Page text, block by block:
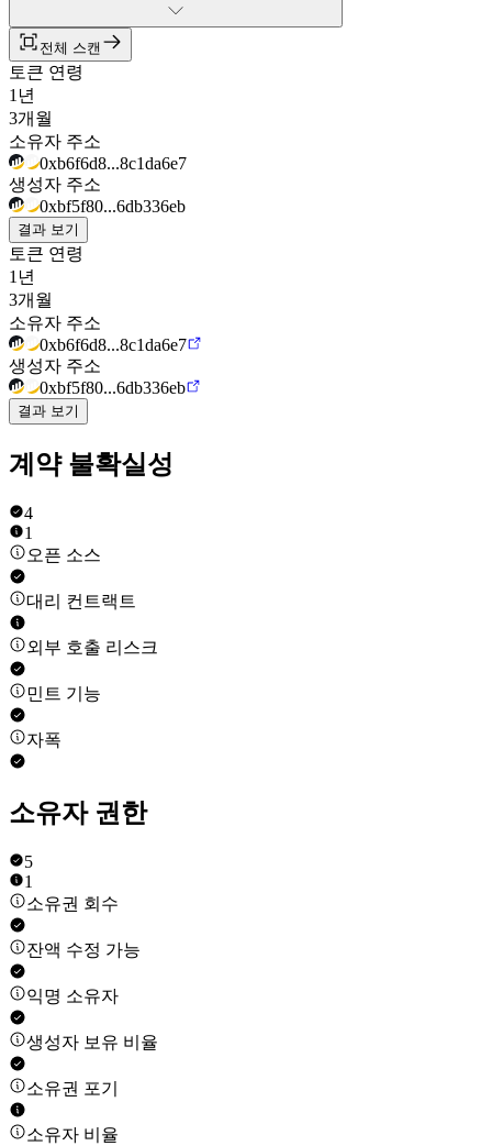
전체 스캔
토큰 연령
1년
3개월
소유자 주소
0xb6f6d8...8c1da6e7
생성자 주소
0xbf5f80...6db336eb
결과 보기
토큰 연령
1년
3개월
소유자 주소
0xb6f6d8...8c1da6e7
생성자 주소
0xbf5f80...6db336eb
결과 보기
계약 불확실성
4
1
오픈 소스
대리 컨트랙트
외부 호출 리스크
민트 기능
자폭
소유자 권한
5
1
소유권 회수
잔액 수정 가능
익명 소유자
생성자 보유 비율
소유권 포기
소유자 비율